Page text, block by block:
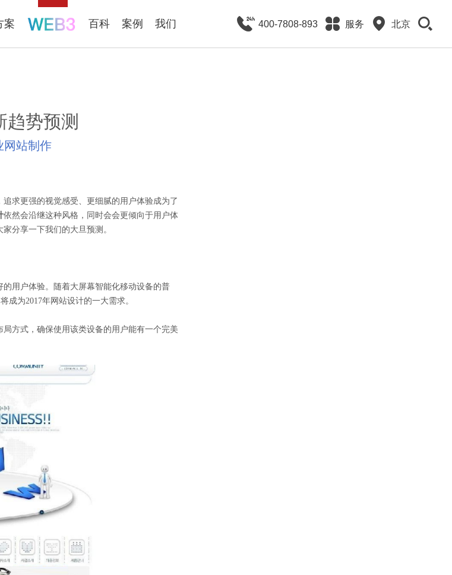
案 百科 案例 我们 400-7808-893 服务 北京
势预测
网站制作
求更强的视觉感受、更细腻的用户体验成为了
依然会沿继这种风格，同时会会更倾向于用户体
分享一下我们的大旦预测。
用户体验。随着大屏幕智能化移动设备的普
成为2017年网站设计的一大需求。
方式，确保使用该类设备的用户能有一个完美